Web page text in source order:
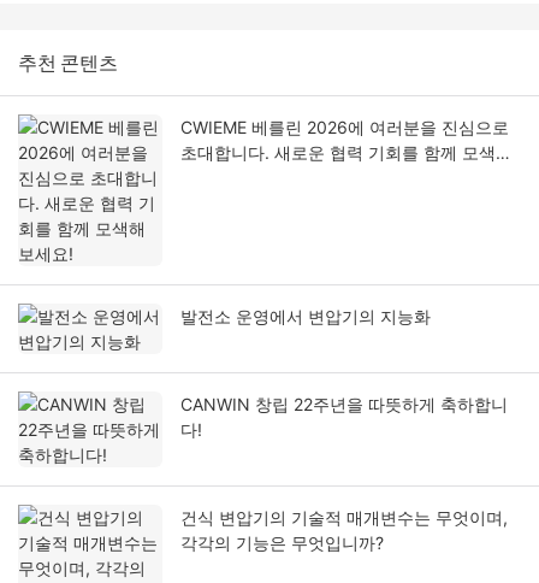
추천 콘텐츠
CWIEME 베를린 2026에 여러분을 진심으로
초대합니다. 새로운 협력 기회를 함께 모색해
발전소 운영에서 변압기의 지능화
CANWIN 창립 22주년을 따뜻하게 축하합니
다!
건식 변압기의 기술적 매개변수는 무엇이며,
각각의 기능은 무엇입니까?